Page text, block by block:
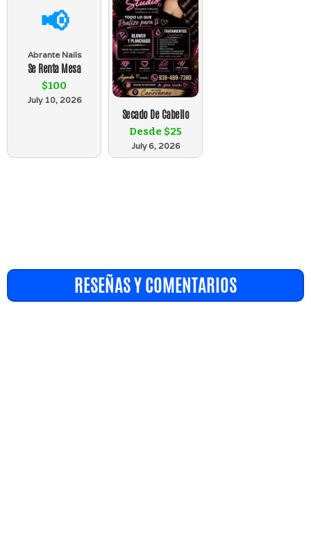
📢
Abrante Nails
Se Renta Mesa
$100
July 10, 2026
Secado De Cabello
Desde $25
July 6, 2026
RESEÑAS Y COMENTARIOS